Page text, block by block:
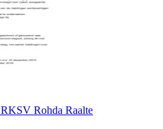
Rohda Raalte